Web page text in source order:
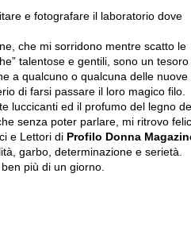
e fotografare il laboratorio dove
che mi sorridono mentre scatto le
talentose e gentili, sono un tesoro
a qualcuno o qualcuna delle nuove
di farsi passare il loro magico filo.
luccicanti ed il profumo del legno
senza poter parlare, mi ritrovo
e Lettori di Profilo Donna
garbo, determinazione e serietà.
ben più di un giorno.